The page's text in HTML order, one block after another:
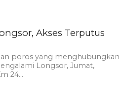
Akses Terputus
poros yang menghubungkan
Longsor, Jumat,
24...